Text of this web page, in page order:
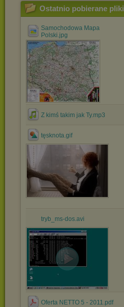
Ostatnio pobierane pliki
Samochodowa Mapa
Polski.jpg
Z kimś takim jak Ty.mp3
tęsknota.gif
tryb_ms-dos.avi
Oferta NETTO 5 - 2011.pdf